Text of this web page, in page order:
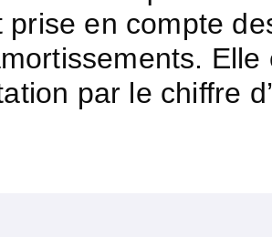
prise en compte
par le chiffre